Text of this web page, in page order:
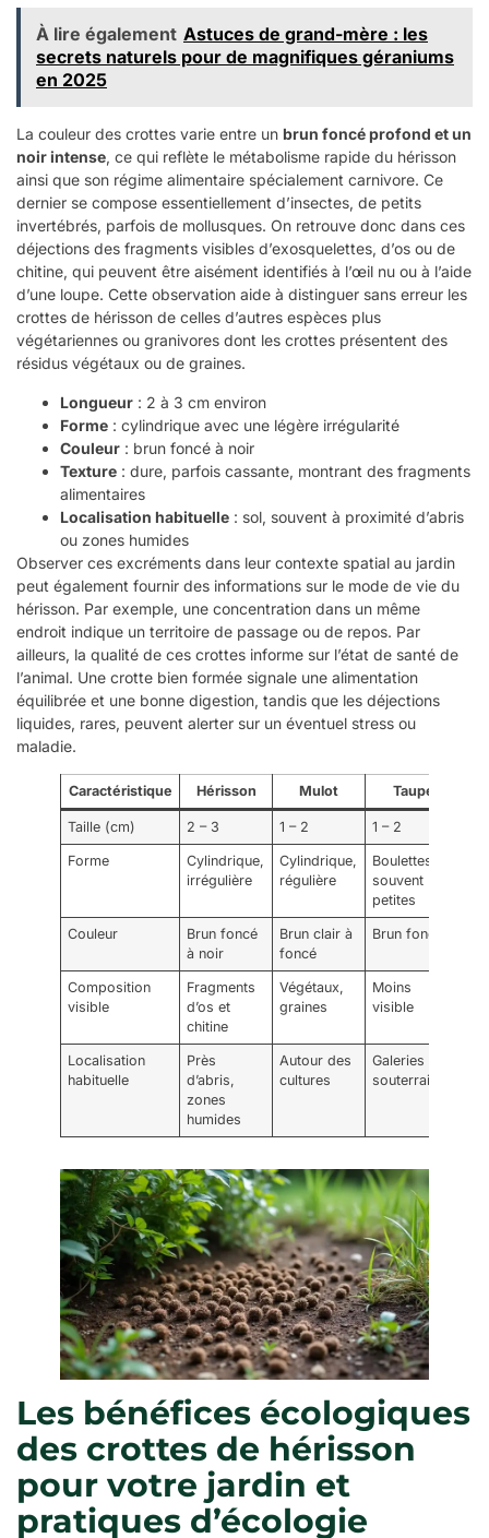
À lire également Astuces de grand-mère : les
secrets naturels pour de magnifiques géraniums
en 2025
La couleur des crottes varie entre un brun foncé profond et un
noir intense, ce qui reflète le métabolisme rapide du hérisson
ainsi que son régime alimentaire spécialement carnivore. Ce
dernier se compose essentiellement d’insectes, de petits
invertébrés, parfois de mollusques. On retrouve donc dans ces
déjections des fragments visibles d’exosquelettes, d’os ou de
chitine, qui peuvent être aisément identifiés à l’œil nu ou à l’aide
d’une loupe. Cette observation aide à distinguer sans erreur les
crottes de hérisson de celles d’autres espèces plus
végétariennes ou granivores dont les crottes présentent des
résidus végétaux ou de graines.
Longueur : 2 à 3 cm environ
Forme : cylindrique avec une légère irrégularité
Couleur : brun foncé à noir
Texture : dure, parfois cassante, montrant des fragments
alimentaires
Localisation habituelle : sol, souvent à proximité d’abris
ou zones humides
Observer ces excréments dans leur contexte spatial au jardin
peut également fournir des informations sur le mode de vie du
hérisson. Par exemple, une concentration dans un même
endroit indique un territoire de passage ou de repos. Par
ailleurs, la qualité de ces crottes informe sur l’état de santé de
l’animal. Une crotte bien formée signale une alimentation
équilibrée et une bonne digestion, tandis que les déjections
liquides, rares, peuvent alerter sur un éventuel stress ou
maladie.
Caractéristique Hérisson Mulot Taupe
Taille (cm) 2 – 3 1 – 2 1 – 2
Forme
Cylindrique,
irrégulière
Cylindrique,
régulière
Boulettes
souvent
petites
Couleur
Brun foncé
à noir
Brun clair à
foncé
Brun foncé
Composition
visible
Fragments
d’os et
chitine
Végétaux,
graines
Moins
visible
Localisation
habituelle
Près
d’abris,
zones
humides
Autour des
cultures
Galeries
souterraines
Les bénéfices écologiques
des crottes de hérisson
pour votre jardin et
pratiques d’écologie